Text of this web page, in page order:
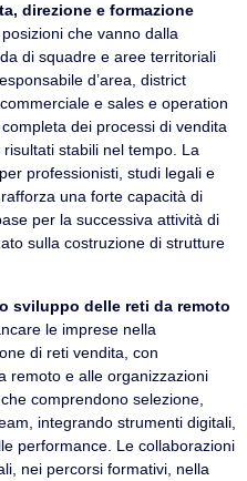
direzione e formazione
che vanno dalla
di squadre e aree territoriali
d’area, district
e sales e operation
dei processi di vendita
stabili nel tempo. La
professionisti, studi legali e
una forte capacità di
per la successiva attività di
sulla costruzione di strutture
sviluppo delle reti da remoto
le imprese nella
di reti vendita, con
remoto e alle organizzazioni
comprendono selezione,
integrando strumenti digitali,
performance. Le collaborazioni
nei percorsi formativi, nella